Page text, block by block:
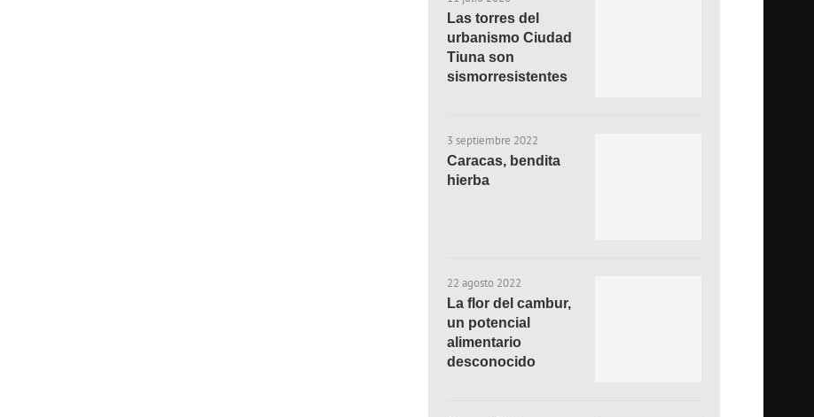
Las torres del
urbanismo Ciudad
Tiuna son
sismorresistentes
3 septiembre 2022
Caracas, bendita
hierba
22 agosto 2022
La flor del cambur,
un potencial
alimentario
desconocido